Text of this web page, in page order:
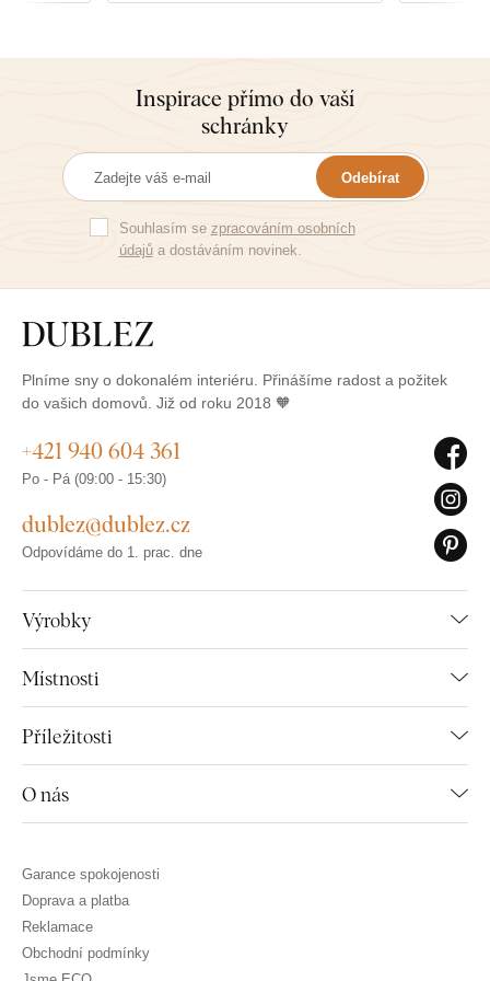
Inspirace přímo do vaší
schránky
Odebírat
Souhlasím se zpracováním osobních
údajůa dostáváním novinek.
Plníme sny o dokonalém interiéru. Přinášíme radost a požitek
do vašich domovů. Již od roku 2018 🧡
Výrobky
Místnosti
Příležitosti
O nás
+421 940 604 361
Po - Pá (09:00 - 15:30)
dublez@dublez.cz
Odpovídáme do 1. prac. dne
Garance spokojenosti
Doprava a platba
Reklamace
Obchodní podmínky